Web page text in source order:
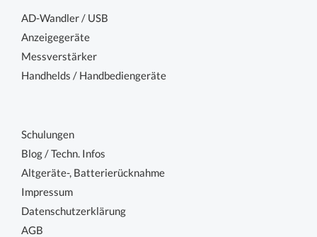
AD-Wandler / USB
Anzeigegeräte
Messverstärker
Handhelds / Handbediengeräte
Schulungen
Blog / Techn. Infos
Altgeräte-, Batterierücknahme
Impressum
Datenschutzerklärung
AGB